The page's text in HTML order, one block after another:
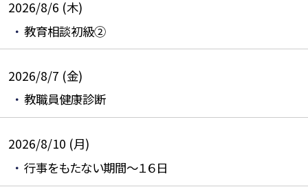
2026/8/6 (木)
教育相談初級②
2026/8/7 (金)
教職員健康診断
2026/8/10 (月)
行事をもたない期間～１６日